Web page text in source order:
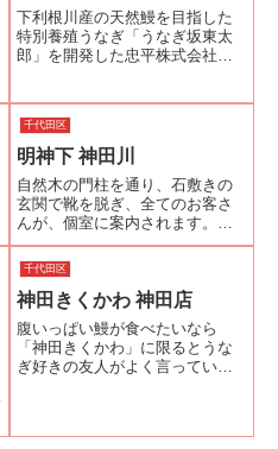
下利根川産の天然鰻を目指した
特別養殖うなぎ「うなぎ坂東太
郎」を開発した忠平株式会社の
地魚河岸三代目」の１０巻・希
望のウナギで知った方も多いの
ではないでしょうか...
千代田区
明神下 神田川
自然木の門柱を通り、石敷きの
玄関で靴を脱ぎ、全てのお客さ
んが、個室に案内されます。建
物は古いです。掃除は行き届い
てはいても、壁がはがれかけて
いるところもあったりして、綺
麗とは言い難いのですが、何と
も風情があります。また、お店
の皆さんがもてな...
千代田区
神田きくかわ 神田店
腹いっぱい鰻が食べたいなら
「神田きくかわ」に限るとうな
ぎ好きの友人がよく言っていま
食べられるとのことでした。と